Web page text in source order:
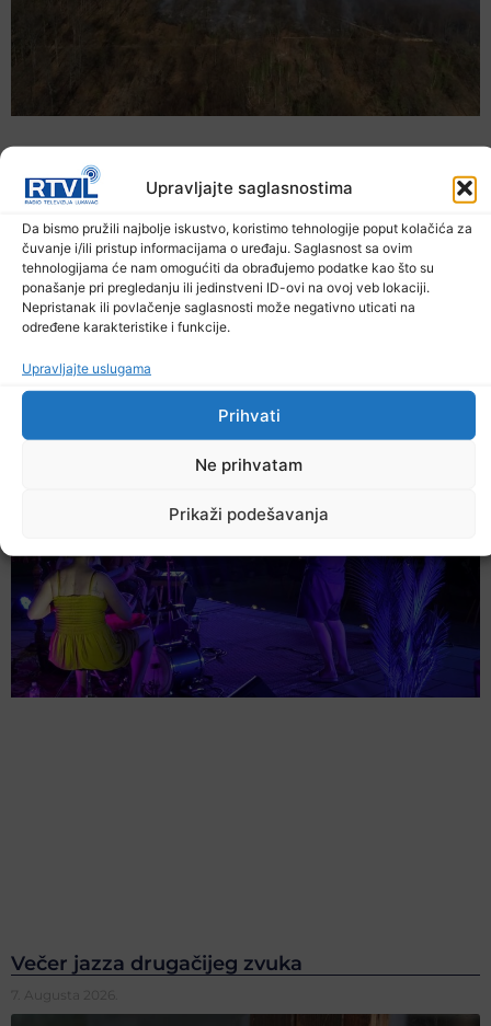
Upravljajte saglasnostima
Da bismo pružili najbolje iskustvo, koristimo tehnologije poput kolačića za
čuvanje i/ili pristup informacijama o uređaju. Saglasnost sa ovim
tehnologijama će nam omogućiti da obrađujemo podatke kao što su
ponašanje pri pregledanju ili jedinstveni ID-ovi na ovoj veb lokaciji.
Nepristanak ili povlačenje saglasnosti može negativno uticati na
određene karakteristike i funkcije.
Upravljajte uslugama
Prihvati
Ne prihvatam
Prikaži podešavanja
U TK povećan broj požara
Večer jazza drugačijeg zvuka
7. Augusta 2026.